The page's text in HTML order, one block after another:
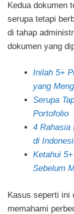
Kedua dokumen
serupa tetapi
di tahap
dokumen yang
Inilah 5+
yang
Serupa
Portofolio
4 Rahasia
di
Ketahui
Sebelum
Kasus seperti ini
memahami